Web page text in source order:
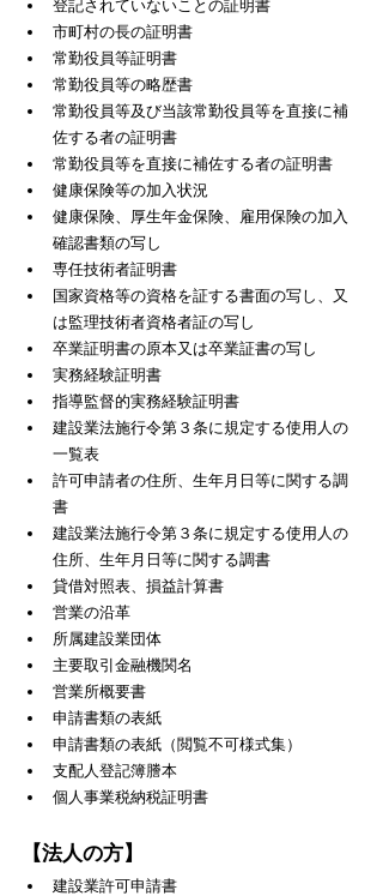
登記されていないことの証明書
市町村の長の証明書
常勤役員等証明書
常勤役員等の略歴書
常勤役員等及び当該常勤役員等を直接に補
佐する者の証明書
常勤役員等を直接に補佐する者の証明書
健康保険等の加入状況
​健康保険、厚生年金保険、雇用保険の加入
確認書類の写し
専任技術者証明書
国家資格等の資格を証する書面の写し、又
は監理技術者資格者証の写し
卒業証明書の原本又は卒業証書の写し
実務経験証明書
指導監督的実務経験証明書
建設業法施行令第３条に規定する使用人の
一覧表
許可申請者の住所、生年月日等に関する調
書
建設業法施行令第３条に規定する使用人の
住所、生年月日等に関する調書
貸借対照表、損益計算書
営業の沿革
所属建設業団体
主要取引金融機関名
営業所概要書
申請書類の表紙
申請書類の表紙（閲覧不可様式集）
支配人登記簿謄本
個人事業税納税証明書
【法人の方】
建設業許可申請書